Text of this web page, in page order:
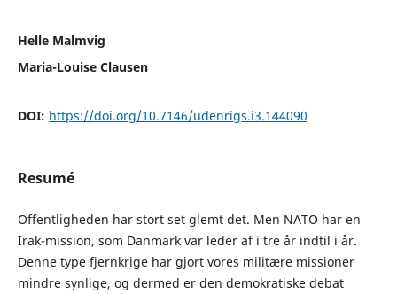
Helle Malmvig
Maria-Louise Clausen
DOI: https://doi.org/10.7146/udenrigs.i3.144090
Resumé
Offentligheden har stort set glemt det. Men NATO har en
Irak-mission, som Danmark var leder af i tre år indtil i år.
Denne type fjernkrige har gjort vores militære missioner
mindre synlige, og dermed er den demokratiske debat